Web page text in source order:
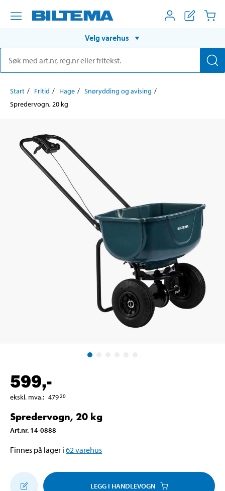
Velg varehus
Start Fritid Hage
Snørydding og avising
Spredervogn, 20 kg
599,-
ekskl. mva.: 47920
Spredervogn, 20 kg
Art.nr. 14-0888
Finnes på lager i 62 varehus
LEGG I HANDLEVOGN